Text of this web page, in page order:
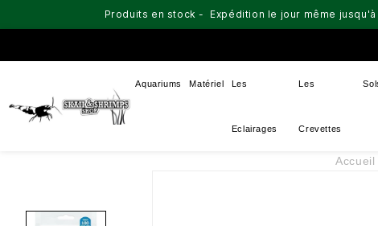
Produits en stock - Expédition le jour même
Aquariums Matériel Les
Eclairages
Les
Crevettes
Accueil